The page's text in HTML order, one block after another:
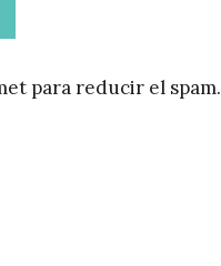
para reducir el spam.